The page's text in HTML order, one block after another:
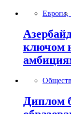
Европа,
ключом
Диплом